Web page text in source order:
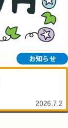
お知らせ
2026.7.2